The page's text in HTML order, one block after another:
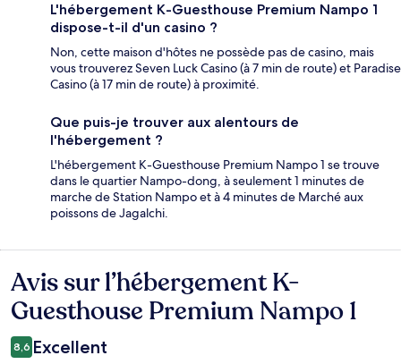
L'hébergement K-Guesthouse Premium Nampo 1
dispose-t-il d'un casino ?
Non, cette maison d'hôtes ne possède pas de casino, mais
vous trouverez Seven Luck Casino (à 7 min de route) et Paradise
Casino (à 17 min de route) à proximité.
Que puis-je trouver aux alentours de
l'hébergement ?
L'hébergement K-Guesthouse Premium Nampo 1 se trouve
dans le quartier Nampo-dong, à seulement 1 minutes de
marche de Station Nampo et à 4 minutes de Marché aux
poissons de Jagalchi.
Avis
Avis sur l’hébergement K-
Guesthouse Premium Nampo 1
8,6 Excellent